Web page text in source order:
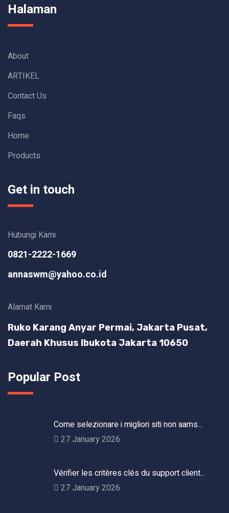
Halaman
About
ARTIKEL
Contact Us
Faqs
Home
Products
Get in touch
Hubungi Kami
0821-2222-1669
annaswm@yahoo.co.id
Alamat Kami
Ruko Karang Anyar Permai, Jakarta Pusat,
Daerah Khusus Ibukota Jakarta 10650
Popular Post
Come selezionare i migliori siti non aams...
27 January 2026
Vérifier les critères clés du support client...
27 January 2026